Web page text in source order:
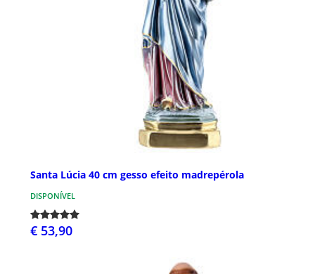
Santa Lúcia 40 cm gesso efeito madrepérola
DISPONÍVEL
€ 53,90